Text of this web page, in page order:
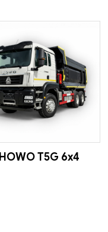
HOWO T5G 6x4